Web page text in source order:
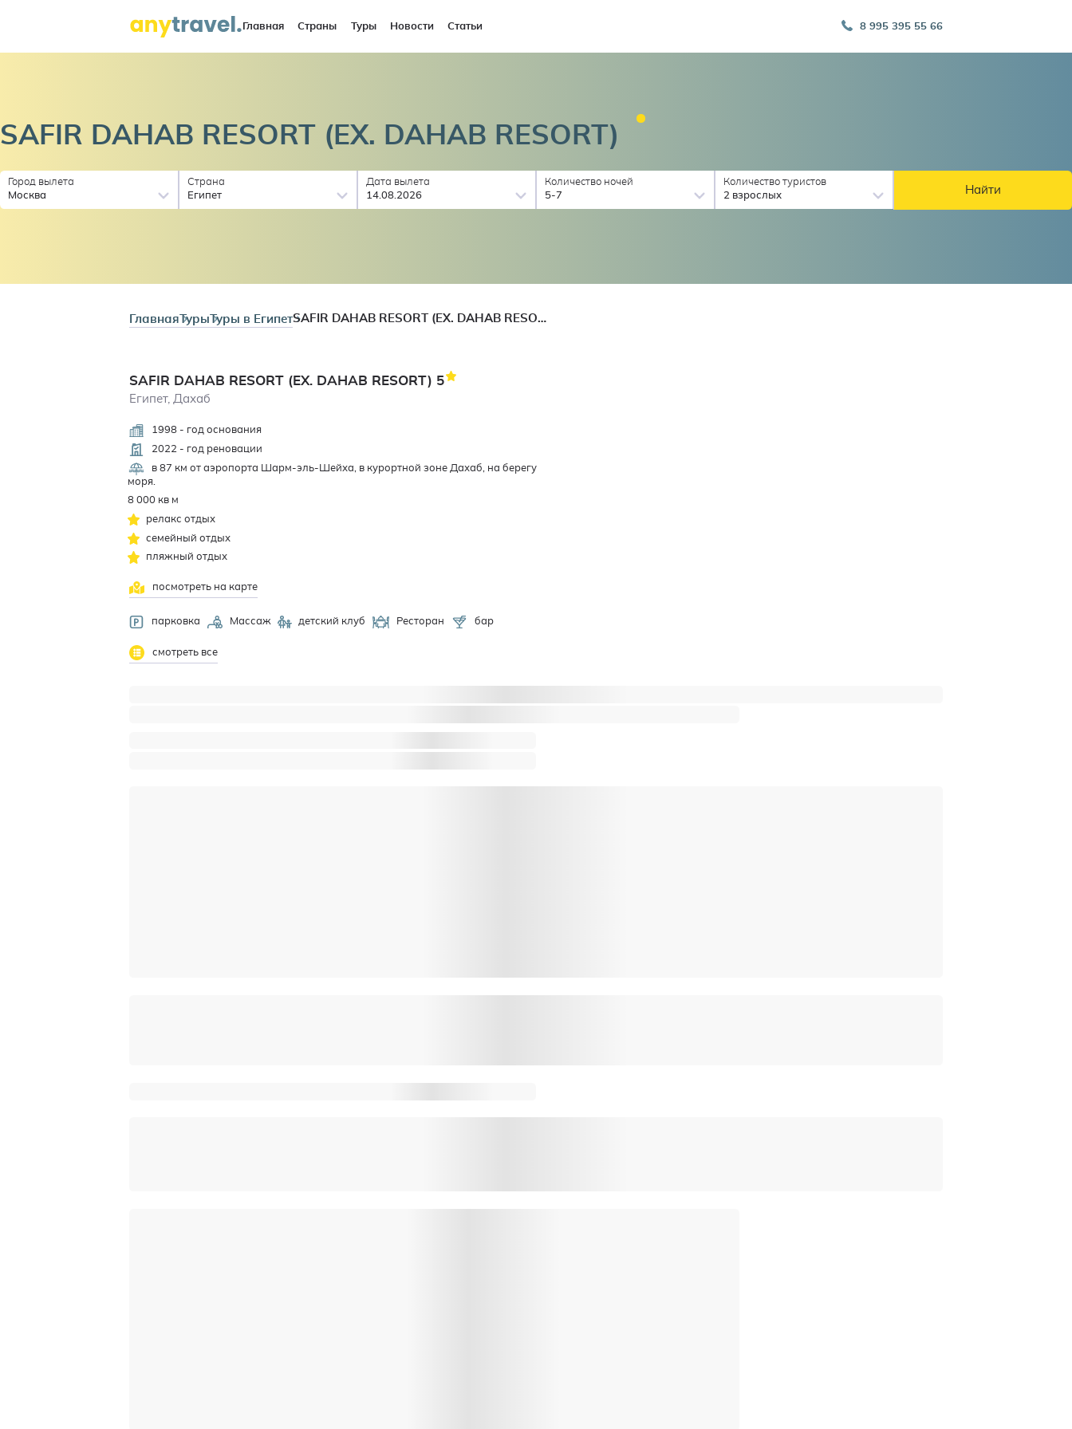
Главная Страны Туры Новости Статьи 8 995 395 55 66
SAFIR DAHAB RESORT (EX. DAHAB RESORT)
Город вылета
Москва
Страна
Египет
Дата вылета
14.08.2026
Количество ночей
5-7
Количество туристов
2 взрослых
Найти
ГлавнаяТурыТуры в Египет SAFIR DAHAB RESORT (EX. DAHAB RESORT)
SAFIR DAHAB RESORT (EX. DAHAB RESORT) 5
Египет, Дахаб
1998 - год основания
2022 - год реновации
в 87 км от аэропорта Шарм-эль-Шейха, в курортной зоне Дахаб, на берегу
моря.
8 000 кв м
релакс отдых
семейный отдых
пляжный отдых
посмотреть на карте
парковка Массаж детский клуб Ресторан бар
смотреть все